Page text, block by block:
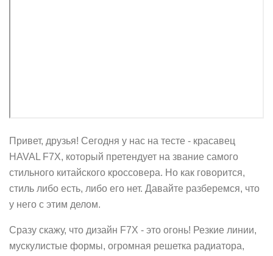
Привет, друзья! Сегодня у нас на тесте - красавец
HAVAL F7X, который претендует на звание самого
стильного китайского кроссовера. Но как говорится,
стиль либо есть, либо его нет. Давайте разберемся, что
у него с этим делом.
Сразу скажу, что дизайн F7X - это огонь! Резкие линии,
мускулистые формы, огромная решетка радиатора,